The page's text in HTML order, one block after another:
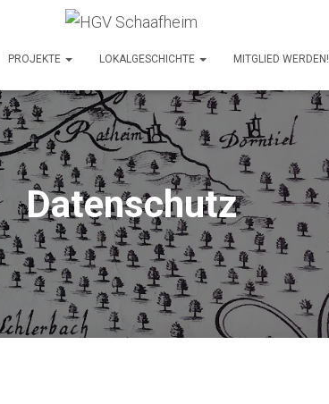
PROJEKTE LOKALGESCHICHTE MITGLIED WERDEN!
Datenschutz